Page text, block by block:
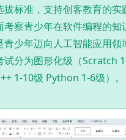
拔标准，支持创客教育的实
考察青少年在软件编程的知
青少年迈向人工智能应用领
试分为图形化级（Scratch
1-10级 Python 1-6级）。